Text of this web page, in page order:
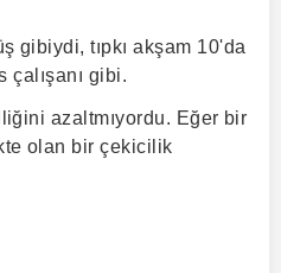
gibiydi, tıpkı akşam 10'da
çalışanı gibi.
azaltmıyordu. Eğer bir
olan bir çekicilik